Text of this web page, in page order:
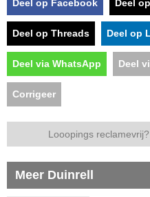
Deel op Facebook Deel
Deel op Threads Deel op
Deel via WhatsApp Deel
Corrigeer
Looopings reclamevrij?
Meer Duinrell